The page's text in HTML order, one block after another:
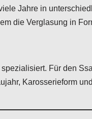
Jahre in
die Verglasung in
Für den
Karosserieform